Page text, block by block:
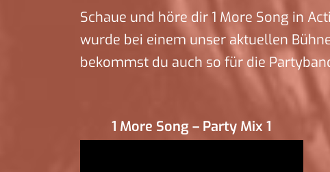
Schaue und höre dir 1 More Song in
wurde bei einem unser aktuellen
bekommst du auch so für die
1 More Song – Party Mix 1